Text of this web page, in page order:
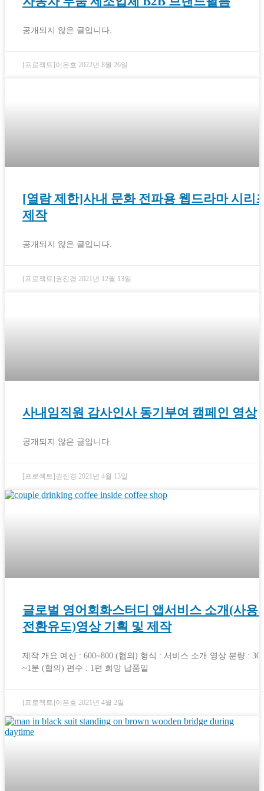
공개되지 않은 글입니다.
[프로젝트]이은호 2022년 8월 26일
[열람 제한]사내 문화 전파용 웹드라마 시리
제작
공개되지 않은 글입니다.
[프로젝트]권진경 2021년 12월 13일
사내임직원 감사인사 동기부여 캠페인 영상
공개되지 않은 글입니다.
[프로젝트]권진경 2021년 4월 13일
글로벌 영어회화스터디 앱서비스 소개(사용
전환유도)영상 기획 및 제작
제작 개요 예산 : 600~800 (협의) 형식 : 서비스 소개 영상 분량 : 30
~1분 (협의) 편수 : 1편 희망 납품일
[프로젝트]이은호 2021년 4월 2일